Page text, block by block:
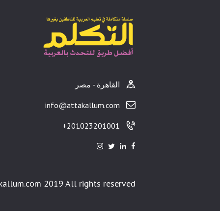
القاهرة - مصر
info@attakallum.com
201023201001+
2019 All rights reserved